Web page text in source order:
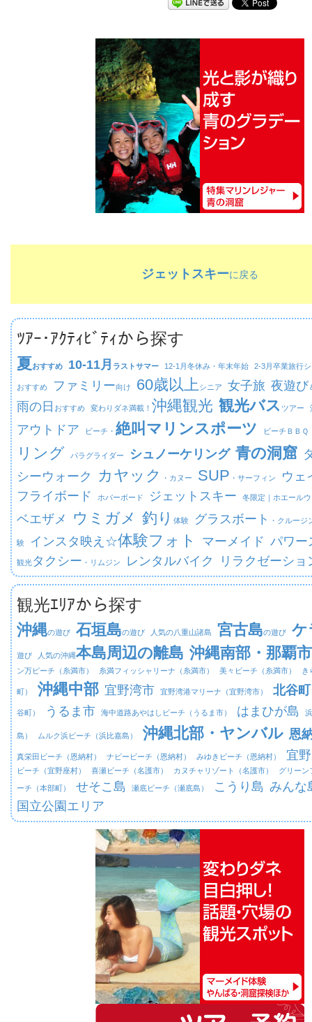
ジェットスキーに戻る
ﾂｱｰ･ｱｸﾃｨﾋﾞﾃｨから探す
夏おすすめ 10-11月 ラストサマー 12-1月冬休み・年末年始 2-3月卒業旅行
おすすめ ファミリー向け 60歳以上 シニア 女子旅 夜遊び
雨の日 おすすめ 変わりダネ満載！ 沖縄観光 観光バス ツアー
アウトドア ビーチ・ 絶叫マリンスポーツ ビーチ ＢＢＱ
リング パラグライダー シュノーケリング 青の洞窟
シーウォーク
カヤック ・カヌー SUP ・サーフィン
ウェ
フライボード
ホバーボード ジェットスキー 冬限定｜ ホエール
ベエザメ ウミガメ 釣り 体験 グラスボート ・クルージ
験 インスタ映え☆体験フォト マーメイド パワー
観光タクシー ・リムジン レンタルバイク リラクゼーショ
観光ｴﾘｱから探す
沖縄の遊び 石垣島の遊び 人気の八重山諸島 宮古島の遊び ケ
遊び 人気の沖縄本島周辺の離島 沖縄南部・那覇市
ン万ビーチ（糸満市） 糸満フィッシャリーナ（糸満市） 美々ビーチ（糸満市） き
町） 沖縄中部 宜野湾市 宜野湾港マリーナ（宜野湾市） 北谷町
谷町） うるま市 海中道路あやはしビーチ（うるま市） はまひが島
島） ムルク浜ビーチ（浜比嘉島） 沖縄北部・ヤンバル 恩
真栄田ビーチ（恩納村） ナビービーチ（恩納村） みゆきビーチ（恩納村） 宜
ビーチ（宜野座村） 喜瀬ビーチ（名護市） カヌチャリゾート（名護市） グリーン
ーチ（本部町） せそこ島 瀬底ビーチ（瀬底島） こうり島 みんな
国立公園エリア